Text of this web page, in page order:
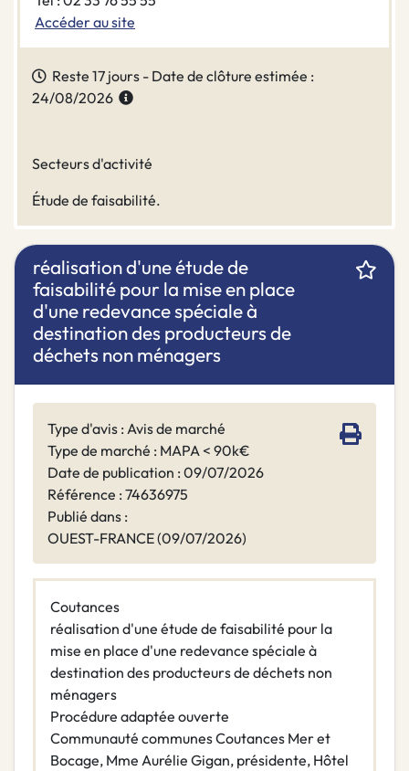
Accéder au site
Reste 17 jours - Date de clôture estimée :
24/08/2026
Secteurs d'activité
Étude de faisabilité.
réalisation d'une étude de
faisabilité pour la mise en place
d'une redevance spéciale à
destination des producteurs de
déchets non ménagers
Type d'avis : Avis de marché
Type de marché : MAPA < 90k€
Date de publication : 09/07/2026
Référence : 74636975
Publié dans :
OUEST-FRANCE (09/07/2026)
Coutances
réalisation d'une étude de faisabilité pour la
mise en place d'une redevance spéciale à
destination des producteurs de déchets non
ménagers
Procédure adaptée ouverte
Communauté communes Coutances Mer et
Bocage, Mme Aurélie Gigan, présidente, Hôtel